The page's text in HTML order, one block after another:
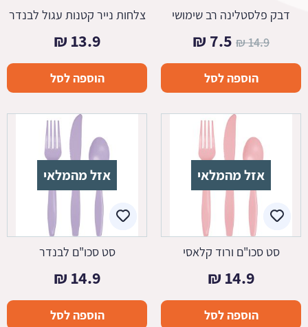
דבק פלסטלינה רב שימושי
14.9
₪ המחיר
המקורי
היה:
7.5
₪
הנוכחי
הוספה לסל
צלחות נייר קטנות עגול לבנדר
13.9
₪
הוספה לסל
אזל מהמלאי
סט סכו"ם ורוד קלאסי
14.9
₪
הוספה לסל
אזל מהמלאי
סט סכו"ם לבנדר
14.9
₪
הוספה לסל